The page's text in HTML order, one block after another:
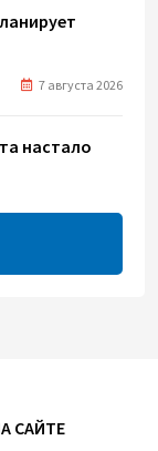
7 августа 2026
настало
САЙТЕ